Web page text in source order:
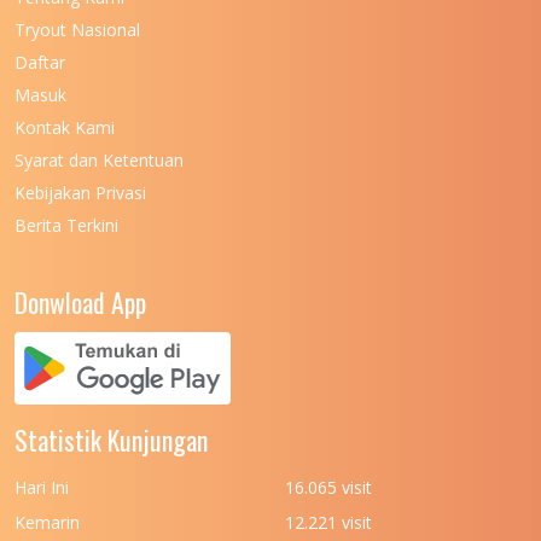
UNIVERSITAS NEGERI KHAIRUN
UNIVERSITAS NEGERI MEDAN
UNIVERSITAS NEGERI PADANG
UNIVERSITAS NUSA CENDANA
UNIVERSITAS PADJADJARAN
UNIVERSITAS PATTIMURA
(UPN) VETERAN JAKARTA
Tryout Nasional
Daftar
Masuk
Kontak Kami
Syarat dan Ketentuan
Kebijakan Privasi
Berita Terkini
Donwload App
Statistik Kunjungan
Hari Ini
16.065 visit
Kemarin
12.221 visit